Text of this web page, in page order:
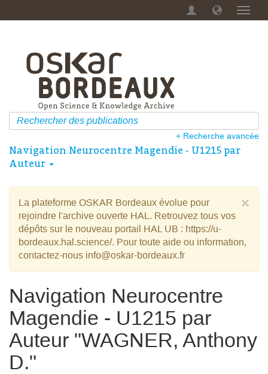
Menu
+ Recherche avancée
Navigation Neurocentre Magendie - U1215 par
Auteur
×
La plateforme OSKAR Bordeaux évolue pour
rejoindre l'archive ouverte HAL. Retrouvez tous vos
dépôts sur le nouveau portail HAL UB : https://u-
bordeaux.hal.science/. Pour toute aide ou information,
contactez-nous info@oskar-bordeaux.fr
Navigation Neurocentre
Magendie - U1215 par
Auteur "WAGNER, Anthony
D."